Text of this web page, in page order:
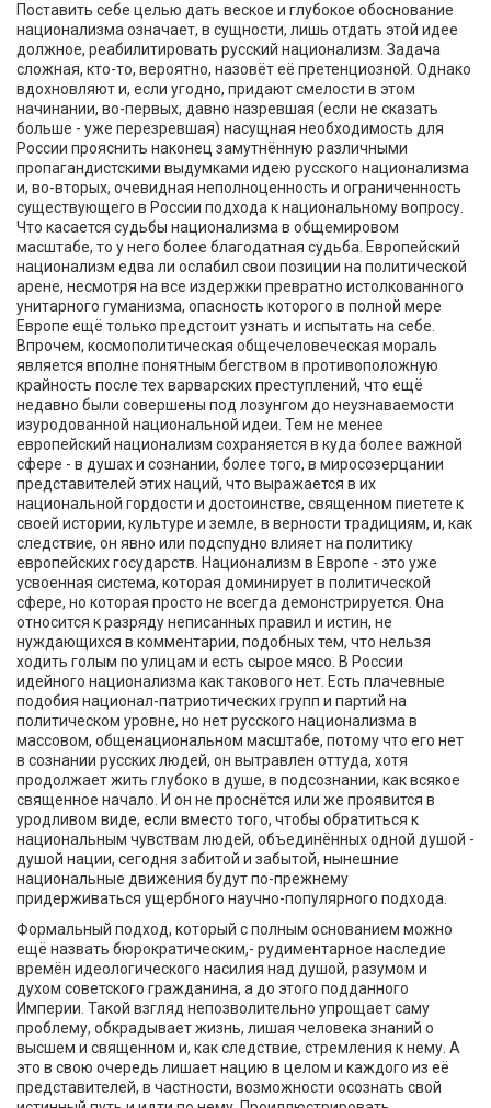
Поставить себе целью дать веское и глубокое обоснование
национализма означает, в сущности, лишь отдать этой идее
должное, реабилитировать русский национализм. Задача
сложная, кто-то, вероятно, назовёт её претенциозной. Однако
вдохновляют и, если угодно, придают смелости в этом
начинании, во-первых, давно назревшая (если не сказать
больше - уже перезревшая) насущная необходимость для
России прояснить наконец замутнённую различными
пропагандистскими выдумками идею русского национализма
и, во-вторых, очевидная неполноценность и ограниченность
существующего в России подхода к национальному вопросу.
Что касается судьбы национализма в общемировом
масштабе, то у него более благодатная судьба. Европейский
национализм едва ли ослабил свои позиции на политической
арене, несмотря на все издержки превратно истолкованного
унитарного гуманизма, опасность которого в полной мере
Европе ещё только предстоит узнать и испытать на себе.
Впрочем, космополитическая общечеловеческая мораль
является вполне понятным бегством в противоположную
крайность после тех варварских преступлений, что ещё
недавно были совершены под лозунгом до неузнаваемости
изуродованной национальной идеи. Тем не менее
европейский национализм сохраняется в куда более важной
сфере - в душах и сознании, более того, в миросозерцании
представителей этих наций, что выражается в их
национальной гордости и достоинстве, священном пиетете к
своей истории, культуре и земле, в верности традициям, и, как
следствие, он явно или подспудно влияет на политику
европейских государств. Национализм в Европе - это уже
усвоенная система, которая доминирует в политической
сфере, но которая просто не всегда демонстрируется. Она
относится к разряду неписанных правил и истин, не
нуждающихся в комментарии, подобных тем, что нельзя
ходить голым по улицам и есть сырое мясо. В России
идейного национализма как такового нет. Есть плачевные
подобия национал-патриотических групп и партий на
политическом уровне, но нет русского национализма в
массовом, общенациональном масштабе, потому что его нет
в сознании русских людей, он вытравлен оттуда, хотя
продолжает жить глубоко в душе, в подсознании, как всякое
священное начало. И он не проснётся или же проявится в
уродливом виде, если вместо того, чтобы обратиться к
национальным чувствам людей, объединённых одной душой -
душой нации, сегодня забитой и забытой, нынешние
национальные движения будут по-прежнему
придерживаться ущербного научно-популярного подхода.
Формальный подход, который с полным основанием можно
ещё назвать бюрократическим,- рудиментарное наследие
времён идеологического насилия над душой, разумом и
духом советского гражданина, а до этого подданного
Империи. Такой взгляд непозволительно упрощает саму
проблему, обкрадывает жизнь, лишая человека знаний о
высшем и священном и, как следствие, стремления к нему. А
это в свою очередь лишает нацию в целом и каждого из её
представителей, в частности, возможности осознать свой